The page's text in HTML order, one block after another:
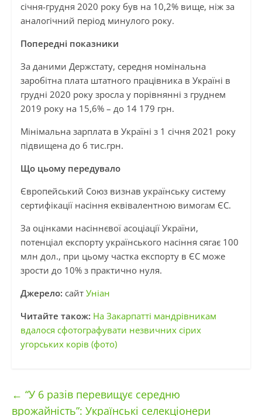
січня-грудня 2020 року був на 10,2% вище, ніж за
аналогічний період минулого року.
Попередні показники
За даними Держстату, середня номінальна
заробітна плата штатного працівника в Україні в
грудні 2020 року зросла у порівнянні з груднем
2019 року на 15,6% – до 14 179 грн.
Мінімальна зарплата в Україні з 1 січня 2021 року
підвищена до 6 тис.грн.
Що цьому передувало
Європейський Союз визнав українську систему
сертифікації насіння еквівалентною вимогам ЄС.
За оцінками насіннєвої асоціації України,
потенціал експорту українського насіння сягає 100
млн дол., при цьому частка експорту в ЄС може
зрости до 10% з практично нуля.
Джерело: сайт Уніан
Читайте також: На Закарпатті мандрівникам
вдалося сфотографувати незвичних сірих
угорських корів (фото)
← “У 6 разів перевищує середню
врожайність”: Українські селекціонери